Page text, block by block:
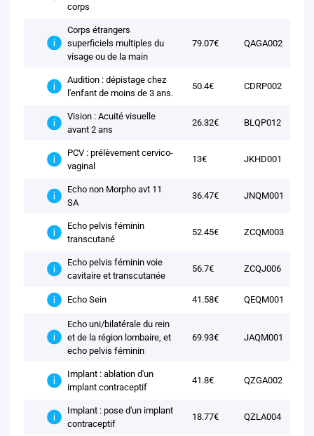
corps
Corps étrangers
superficiels multiples du
visage ou de la main
79.07€ QAGA002
Audition : dépistage chez
l'enfant de moins de 3 ans.
50.4€ CDRP002
Vision : Acuité visuelle
avant 2 ans
26.32€ BLQP012
PCV : prélèvement cervico-
vaginal
13€ JKHD001
Echo non Morpho avt 11
SA
36.47€ JNQM001
Echo pelvis féminin
transcutané
52.45€ ZCQM003
Echo pelvis féminin voie
cavitaire et transcutanée
56.7€ ZCQJ006
Echo Sein 41.58€ QEQM001
Echo uni/bilatérale du rein
et de la région lombaire, et
echo pelvis féminin
69.93€ JAQM001
Implant : ablation d'un
implant contraceptif
41.8€ QZGA002
Implant : pose d'un implant
contraceptif
18.77€ QZLA004